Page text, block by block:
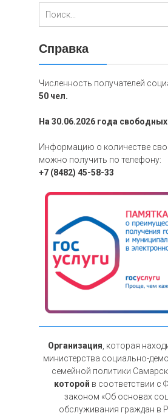
для:
Справка
Численность получателей
50 чел.
На 30.06.2026 года
Информацию о количестве
можно получить по телефону:
+7 (8482) 45-58-33
Организация , которая
министерства социально-
семейной политики
которой в соответствии с
законом «Об основах
обслуживания граждан в